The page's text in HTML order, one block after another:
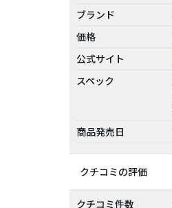
ブランド
価格
公式サイト
スペック
商品発売日
クチコミの評価
クチコミ件数